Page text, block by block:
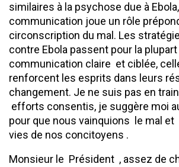
similaires à la psychose due à
communication joue un rôle
circonscription du mal. Les
contre Ebola passent pour la plupart
communication claire et ciblée,
renforcent les esprits dans leurs
changement. Je ne suis pas en
efforts consentis, je suggère moi
pour que nous vainquions le mal
vies de nos concitoyens .
Monsieur le Président , assez de